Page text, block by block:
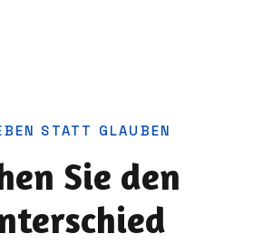
STATT GLAUBEN
Sie den